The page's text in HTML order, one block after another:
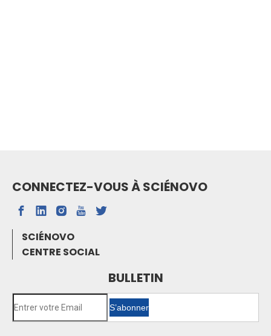
CONNECTEZ-VOUS À SCIÉNOVO
SCIÉNOVO
CENTRE SOCIAL
BULLETIN
S’abonner